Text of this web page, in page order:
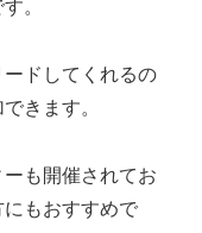
。
ドしてくれるの
きます。
も開催されてお
もおすすめで